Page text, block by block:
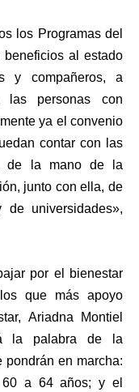
los Programas del
beneficios al estado
y compañeros, a
las personas con
ya el convenio
contar con las
de la mano de la
junto con ella, de
de universidades»,
por el bienestar
que más apoyo
Ariadna Montiel
la palabra de la
pondrán en marcha:
60 a 64 años; y el